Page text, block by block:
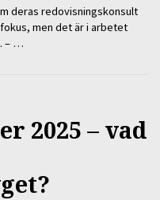
deras redovisningskonsult
men det är i arbetet
– …
2025 – vad